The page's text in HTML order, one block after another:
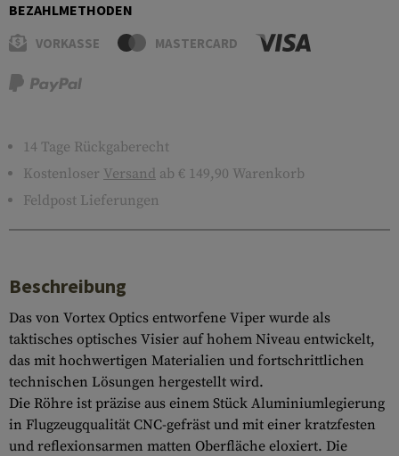
BEZAHLMETHODEN
VORKASSE MASTERCARD
14 Tage Rückgaberecht
Kostenloser Versand ab € 149,90 Warenkorb
Feldpost Lieferungen
Beschreibung
Das von Vortex Optics entworfene Viper wurde als
taktisches optisches Visier auf hohem Niveau entwickelt,
das mit hochwertigen Materialien und fortschrittlichen
technischen Lösungen hergestellt wird.
Die Röhre ist präzise aus einem Stück Aluminiumlegierung
in Flugzeugqualität CNC-gefräst und mit einer kratzfesten
und reflexionsarmen matten Oberfläche eloxiert. Die